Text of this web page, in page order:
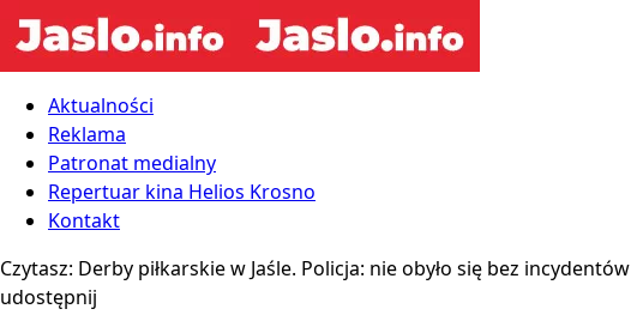
Aktualności
Reklama
Patronat medialny
Repertuar kina Helios Krosno
Kontakt
Czytasz: Derby piłkarskie w Jaśle. Policja: nie obyło się bez incydentów
udostępnij